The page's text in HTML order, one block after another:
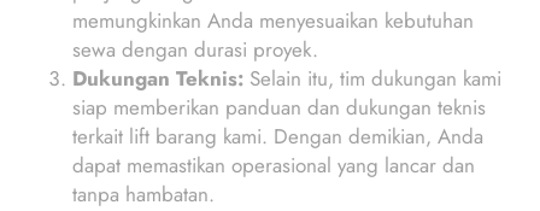
memungkinkan Anda menyesuaikan kebutuhan
sewa dengan durasi proyek.
Dukungan Teknis: Selain itu, tim dukungan kami
siap memberikan panduan dan dukungan teknis
terkait lift barang kami. Dengan demikian, Anda
dapat memastikan operasional yang lancar dan
tanpa hambatan.